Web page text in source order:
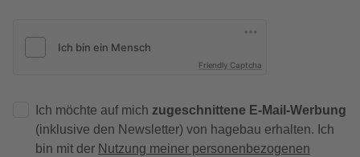
Friendly Captcha
Ich möchte auf mich zugeschnittene E-Mail-Werbung
(inklusive den Newsletter) von hagebau erhalten. Ich
bin mit der Nutzung meiner personenbezogenen